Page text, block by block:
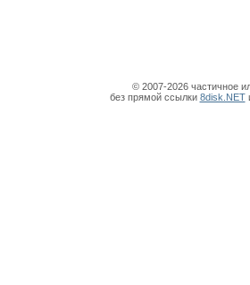
© 2007-2026 частичное
без прямой ссылки 8disk.NET